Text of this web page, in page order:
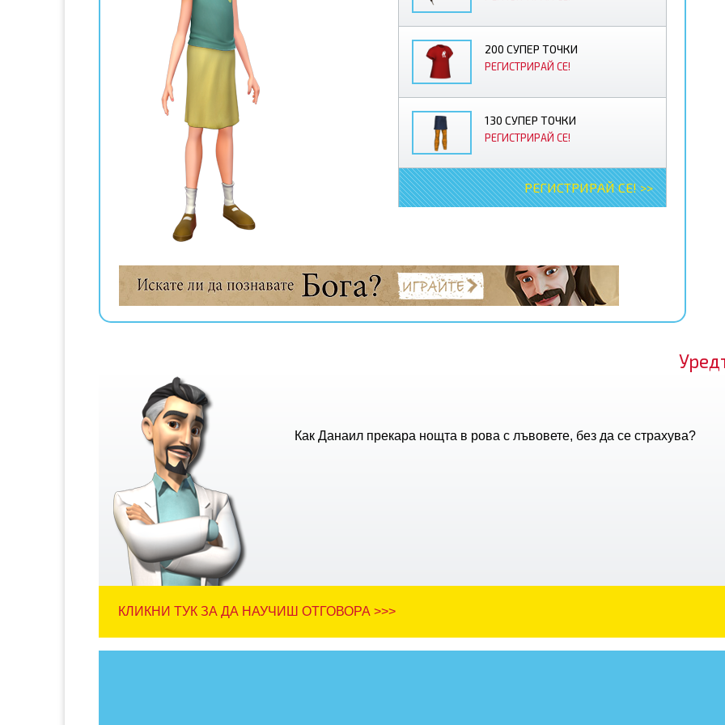
200 СУПЕР ТОЧКИ
РЕГИСТРИРАЙ СЕ!
130 СУПЕР ТОЧКИ
РЕГИСТРИРАЙ СЕ!
РЕГИСТРИРАЙ СЕ! >>
Как Данаил прекара нощта в рова с лъвовете, без да се страхува?
КЛИКНИ ТУК ЗА ДА НАУЧИШ ОТГОВОРА >>>